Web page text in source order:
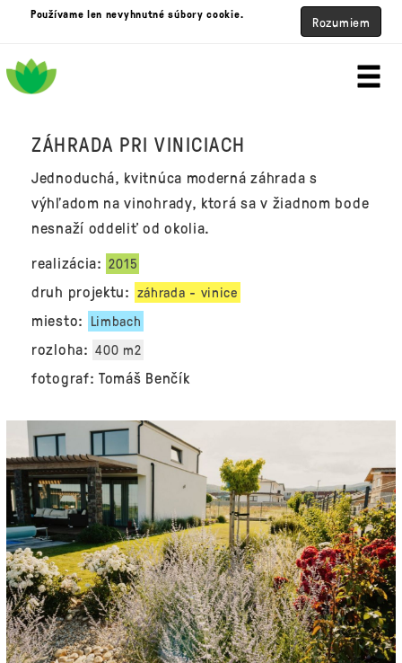
Používame len nevyhnutné súbory cookie. Rozumiem
ZÁHRADA PRI VINICIACH
Jednoduchá, kvitnúca moderná záhrada s
výhľadom na vinohrady, ktorá sa v žiadnom bode
nesnaží oddeliť od okolia.
realizácia: 2015
druh projektu: záhrada - vinice
miesto: Limbach
rozloha: 400 m2
fotograf: Tomáš Benčík